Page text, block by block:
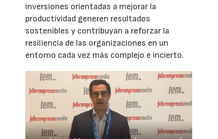
inversiones orientadas a mejorar la
productividad generen resultados
sostenibles y contribuyan a reforzar la
resiliencia de las organizaciones en un
entorno cada vez más complejo e incierto.